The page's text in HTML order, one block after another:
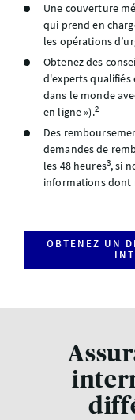
Une couverture
qui prend en
les opérations
Obtenez des
d'experts qualifiés
dans le monde
en ligne »).2
Des
demandes de
les 48 heures3, si
informations dont
OBTENEZ UN